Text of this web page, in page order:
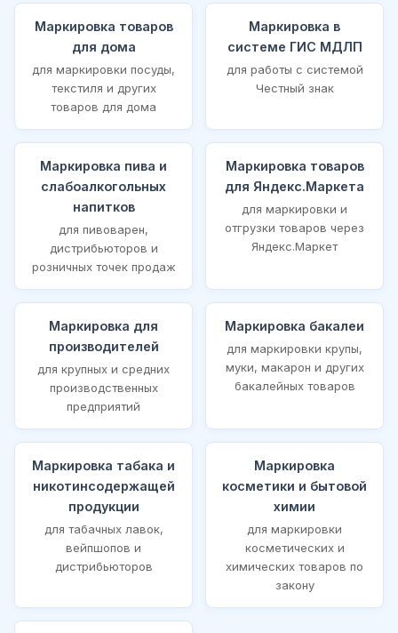
Маркировка товаров
для дома
для маркировки посуды,
текстиля и других
товаров для дома
Маркировка в
системе ГИС МДЛП
для работы с системой
Честный знак
Маркировка пива и
слабоалкогольных
напитков
для пивоварен,
дистрибьюторов и
розничных точек продаж
Маркировка товаров
для Яндекс.Маркета
для маркировки и
отгрузки товаров через
Яндекс.Маркет
Маркировка для
производителей
для крупных и средних
производственных
предприятий
Маркировка бакалеи
для маркировки крупы,
муки, макарон и других
бакалейных товаров
Маркировка табака и
никотинсодержащей
продукции
для табачных лавок,
вейпшопов и
дистрибьюторов
Маркировка
косметики и бытовой
химии
для маркировки
косметических и
химических товаров по
закону